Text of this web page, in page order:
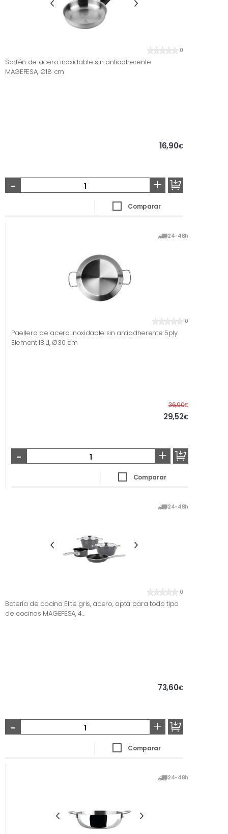
0
Sartén de acero inoxidable sin antiadherente
MAGEFESA, Ø18 cm
16,90€
- +
Comparar
24-48h
0
Paellera de acero inoxidable sin antiadherente 5ply
Element IBILI, Ø30 cm
36,90€Antes
29,52€
- +
Comparar
24-48h
0
Batería de cocina Elite gris, acero, apta para todo tipo
de cocinas MAGEFESA, 4...
73,60€
- +
Comparar
24-48h